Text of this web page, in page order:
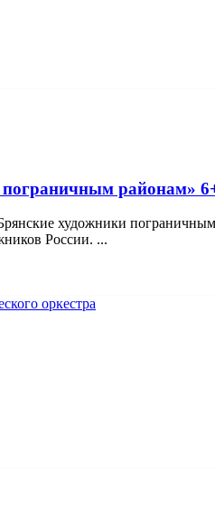
районам»
художники
России. ...